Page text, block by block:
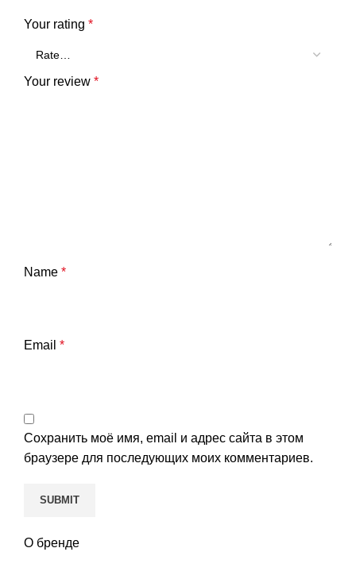
Your rating *
Your review *
Name *
Email *
Сохранить моё имя, email и адрес сайта в этом
браузере для последующих моих комментариев.
О бренде